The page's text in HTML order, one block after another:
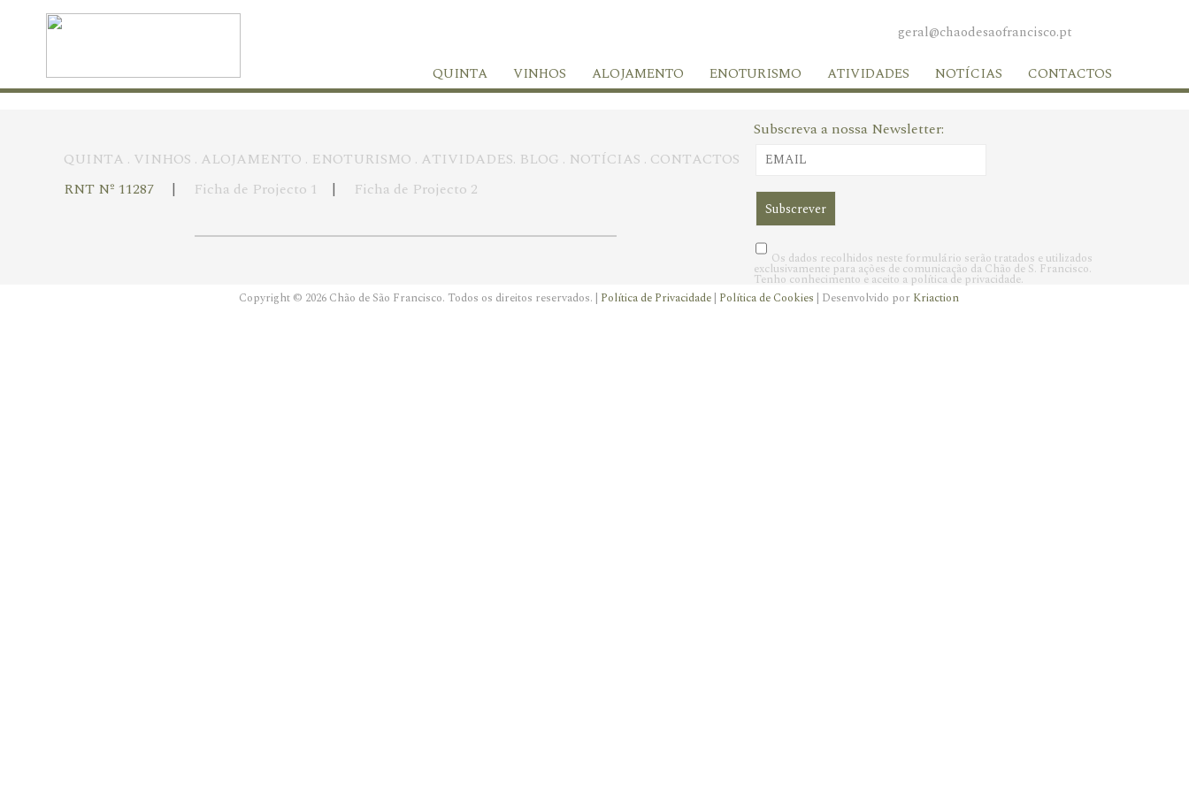
geral@chaodesaofrancisco.pt
QUINTA VINHOS ALOJAMENTO ENOTURISMO ATIVIDADES NOTÍCIAS CONTACTOS
QUINTA . VINHOS . ALOJAMENTO . ENOTURISMO . ATIVIDADES. BLOG . NOTÍCIAS . CONTACTOS
RNT Nº 11287 | Ficha de Projecto 1 | Ficha de Projecto 2
Subscreva a nossa Newsletter:
Os dados recolhidos neste formulário serão tratados e utilizados
exclusivamente para ações de comunicação da Chão de S. Francisco.
Tenho conhecimento e aceito a política de privacidade.
Copyright © 2026 Chão de São Francisco. Todos os direitos reservados. | Política de Privacidade | Política de Cookies | Desenvolvido por Kriaction